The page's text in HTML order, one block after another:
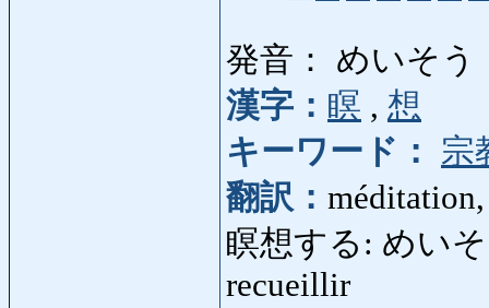
発音： めいそう
漢字： 瞑 , 想
キーワード：
宗
翻訳：
瞑想する: めいそ
recueillir